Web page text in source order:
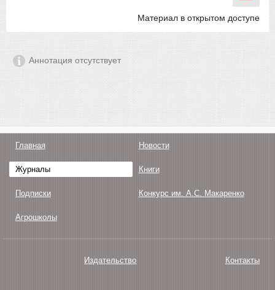
Материал в открытом доступе
Аннотация отсутствует
Главная Новости
Журналы Книги
Подписки Конкурс им. А.С. Макаренко
Агрошколы
Издательство Контакты